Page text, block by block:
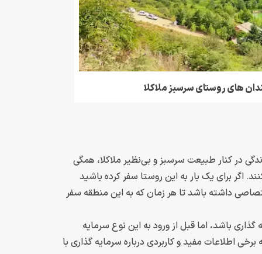
های روستای سرسبز ملاکلا
در کنار طبیعت سرسبز و بی‌نظیر ملاکلا، همگی
اگر برای یک بار به این روستا سفر کرده باشید
داشته باشد تا هر زمان که به این منطقه سفر
باشد، اما قبل از ورود به این نوع سرمایه
اطلاعات مفید و کاربردی درباره سرمایه گذاری با